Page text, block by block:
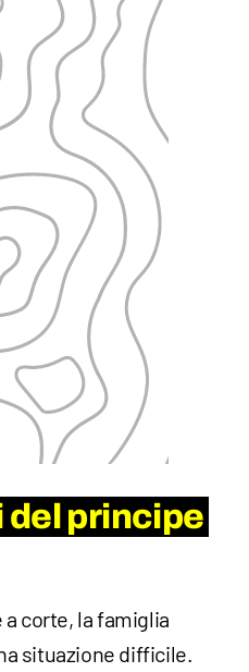
del principe
corte, la famiglia
situazione difficile.